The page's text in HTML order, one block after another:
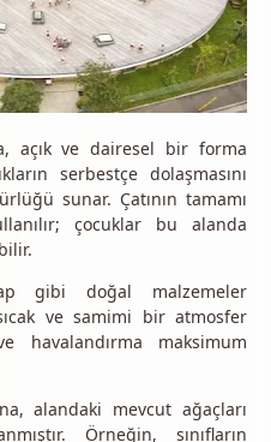
açık ve dairesel bir forma
serbestçe dolaşmasını
sunar. Çatının tamamı
çocuklar bu alanda
gibi doğal malzemeler
ve samimi bir atmosfer
havalandırma maksimum
alandaki mevcut ağaçları
Örneğin, sınıfların